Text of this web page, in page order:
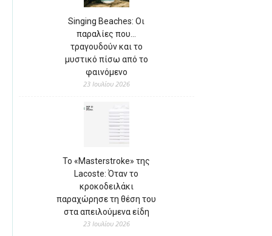
Singing Beaches: Οι
παραλίες που…
τραγουδούν και το
μυστικό πίσω από το
φαινόμενο
23 Ιουλίου 2026
Το «Masterstroke» της
Lacoste: Όταν το
κροκοδειλάκι
παραχώρησε τη θέση του
στα απειλούμενα είδη
23 Ιουλίου 2026